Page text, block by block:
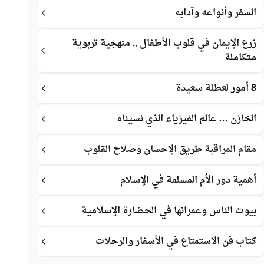
السفر وأنواعه وآدابه
زرع الإيمان في قلوب الأطفال .. منهجية تربوية
متكاملة
8 أمور لعطلة سعيدة
الخازن … عالم الفيزياء الذي نسيناه
مقام المراقبة طريق الإحسان وصلاح القلوب
أهمية دور الأم المسلمة في الإسلام
بيوت الناس وعمرانها في الحضارة الإسلامية
كتاب فن الاستمتاع في الأسفار والرحلات